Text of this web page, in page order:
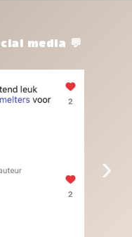
media 💬
›